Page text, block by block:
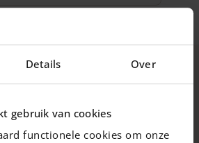
Details Over
gebruik van cookies
functionele cookies om onze